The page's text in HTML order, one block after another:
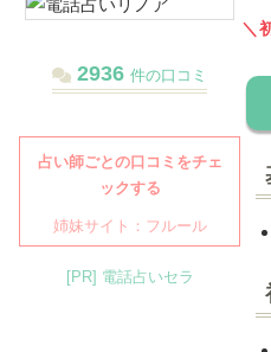
2936件の口コミ
占い師ごとの口コミをチェ
ックする
姉妹サイト：フルール
[PR] 電話占いセラ
＼